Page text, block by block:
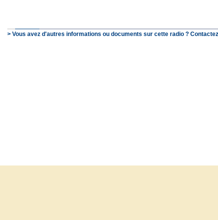
> Vous avez d'autres informations ou documents sur cette radio ?